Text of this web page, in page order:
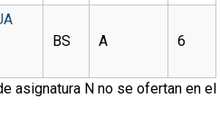
BS A 6
asignatura N no se ofertan en el